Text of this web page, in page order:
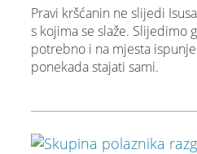
Pravi kršćanin ne slijedi
s kojima se slaže. Slijedimo
potrebno i na mjesta
ponekada stajati sami.